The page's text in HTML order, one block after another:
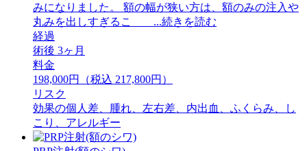
みになりました。 額の幅が狭い方は、額のみの注入や
丸みを出しすぎるこ ...続きを読む
経過
術後 3ヶ月
料金
198,000円（税込 217,800円）
リスク
効果の個人差、腫れ、左右差、内出血、ふくらみ、し
こり、アレルギー